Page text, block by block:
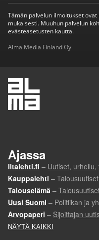
Tämän palvelun ilmoitukset
mukaisesti. Muuhun palvelun
evästeasetusten kautta.
Alma Media Finland Oy